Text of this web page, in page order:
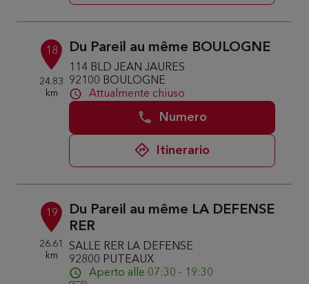
18
24.83
km
Du Pareil au même BOULOGNE
114 BLD JEAN JAURES
92100 BOULOGNE
Attualmente chiuso
Numero
Itinerario
19
26.61
km
Du Pareil au même LA DEFENSE
RER
SALLE RER LA DEFENSE
92800 PUTEAUX
Aperto alle 07:30 - 19:30